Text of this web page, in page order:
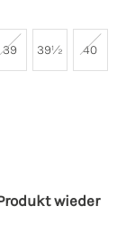
39 39½ 40
wieder